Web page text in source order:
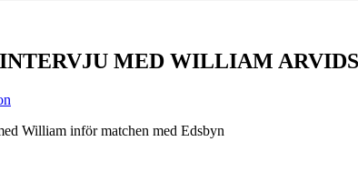
MED WILLIAM
William inför matchen med Edsbyn